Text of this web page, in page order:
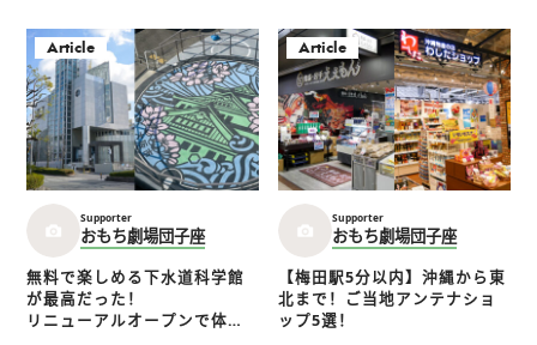
Article
Supporter
おもち劇場団子座
無料で楽しめる下水道科学館
が最高だった！
リニューアルオープンで体験
Article
Supporter
おもち劇場団子座
【梅田駅5分以内】沖縄から東
北まで！ご当地アンテナショ
ップ5選！